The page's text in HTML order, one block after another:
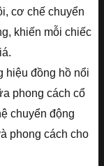
cơ chế chuyển
khiến mỗi chiếc
hiệu đồng hồ nổi
phong cách cổ
chuyển động
phong cách cho